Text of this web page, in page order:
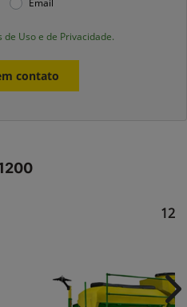
Email
de Uso e de Privacidade.
contato